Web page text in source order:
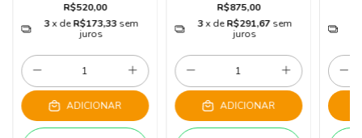
R$520,00
3x deR$173,33 sem
juros
ADICIONAR
R$875,00
3x deR$291,67sem
juros
ADICIONAR